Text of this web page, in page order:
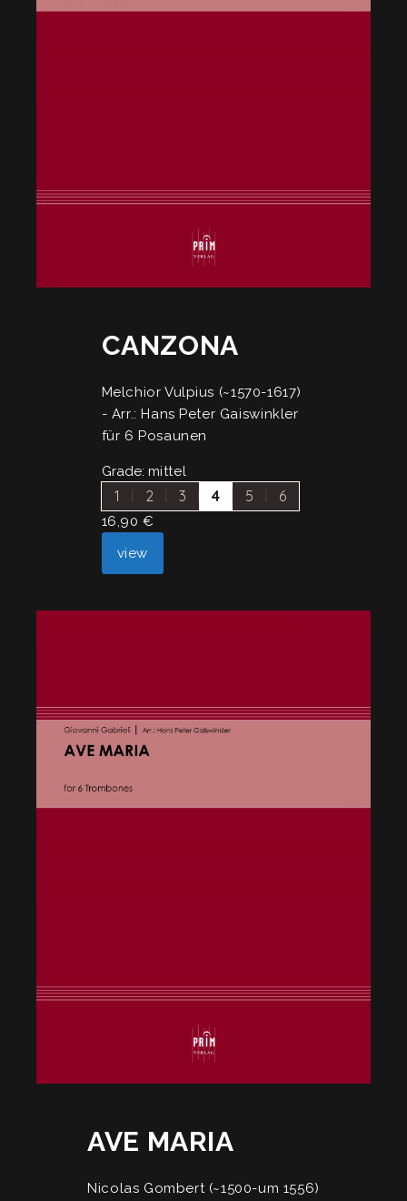
CANZONA
Melchior Vulpius (~1570-1617)
- Arr.: Hans Peter Gaiswinkler
für 6 Posaunen
Grade: mittel
1 2 3 4 5 6
16,90 €
view
AVE MARIA
Nicolas Gombert (~1500-um 1556)